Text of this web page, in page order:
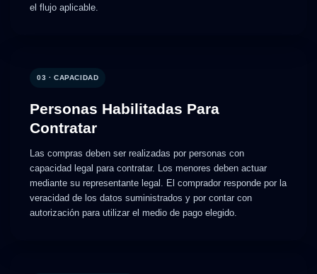
el flujo aplicable.
03 · CAPACIDAD
Personas Habilitadas Para
Contratar
Las compras deben ser realizadas por personas con
capacidad legal para contratar. Los menores deben actuar
mediante su representante legal. El comprador responde por la
veracidad de los datos suministrados y por contar con
autorización para utilizar el medio de pago elegido.